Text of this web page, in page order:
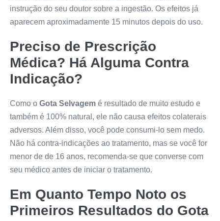
instrução do seu doutor sobre a ingestão. Os efeitos já
aparecem aproximadamente 15 minutos depois do uso.
Preciso de Prescrição
Médica? Há Alguma Contra
Indicação?
Como o Gota Selvagem é resultado de muito estudo e
também é 100% natural, ele não causa efeitos colaterais
adversos. Além disso, você pode consumi-lo sem medo.
Não há contra-indicações ao tratamento, mas se você for
menor de de 16 anos, recomenda-se que converse com
seu médico antes de iniciar o tratamento.
Em Quanto Tempo Noto os
Primeiros Resultados do Gota